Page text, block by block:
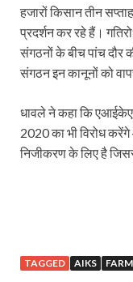
हजारों किसान तीन
प्रदर्शन कर रहे हैं।
संगठनों के बीच पांच दौर
संगठन इन कानूनों को
धावले ने कहा कि
2020 का भी विरोध
निजीकरण के लिए है
TAGGED AIKS